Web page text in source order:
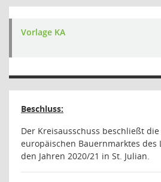
Vorlage KA
Beschluss:
Der Kreisausschuss beschließt
europäischen Bauernmarktes des
den Jahren 2020/21 in St. Julian.